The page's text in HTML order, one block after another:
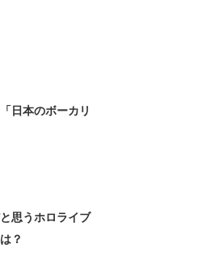
日本のボーカリ
思うホロライブ
？